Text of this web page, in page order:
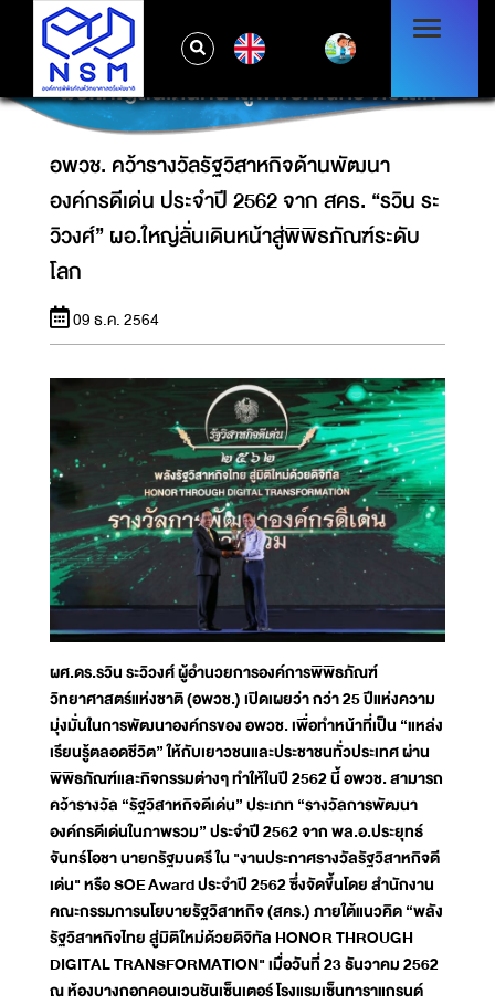
อพวช. คว้ารางวัลรัฐวิสาหกิจด้านพัฒนาองค์กร
ดีเด่น ประจำปี 2562 จาก สคร. “รวิน ระวิวงศ์”
ผอ.ใหญ่ลั่นเดินหน้าสู่พิพิธภัณฑ์ระดับโลก
อพวช. คว้ารางวัลรัฐวิสาหกิจด้านพัฒนา
องค์กรดีเด่น ประจำปี 2562 จาก สคร. “รวิน ระ
วิวงศ์” ผอ.ใหญ่ลั่นเดินหน้าสู่พิพิธภัณฑ์ระดับ
โลก
09 ธ.ค. 2564
ผศ.ดร.รวิน ระวิวงศ์ ผู้อำนวยการองค์การพิพิธภัณฑ์
วิทยาศาสตร์แห่งชาติ (อพวช.) เปิดเผยว่า กว่า 25 ปีแห่งความ
มุ่งมั่นในการพัฒนาองค์กรของ อพวช. เพื่อทำหน้าที่เป็น “แหล่ง
เรียนรู้ตลอดชีวิต” ให้กับเยาวชนและประชาชนทั่วประเทศ ผ่าน
พิพิธภัณฑ์และกิจกรรมต่างๆ ทำให้ในปี 2562 นี้ อพวช. สามารถ
คว้ารางวัล “รัฐวิสาหกิจดีเด่น” ประเภท “รางวัลการพัฒนา
องค์กรดีเด่นในภาพรวม” ประจำปี 2562 จาก พล.อ.ประยุทธ์
จันทร์โอชา นายกรัฐมนตรี ใน "งานประกาศรางวัลรัฐวิสาหกิจดี
เด่น" หรือ SOE Award ประจำปี 2562 ซึ่งจัดขึ้นโดย สำนักงาน
คณะกรรมการนโยบายรัฐวิสาหกิจ (สคร.) ภายใต้แนวคิด “พลัง
รัฐวิสาหกิจไทย สู่มิติใหม่ด้วยดิจิทัล HONOR THROUGH
DIGITAL TRANSFORMATION" เมื่อวันที่ 23 ธันวาคม 2562
ณ ห้องบางกอกคอนเวนชันเซ็นเตอร์ โรงแรมเซ็นทาราแกรนด์